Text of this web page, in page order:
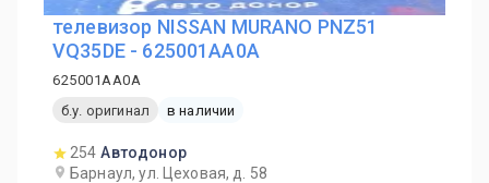
телевизор NISSAN MURANO PNZ51
VQ35DE - 625001AA0A
625001AA0A
б.у. оригинал
в наличии
254 Автодонор
Барнаул, ул. Цеховая, д. 58